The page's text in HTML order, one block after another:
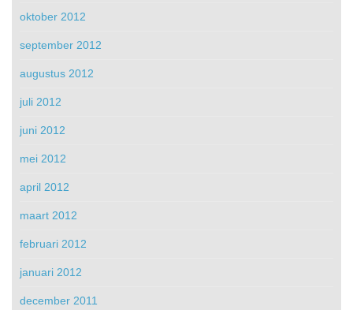
oktober 2012
september 2012
augustus 2012
juli 2012
juni 2012
mei 2012
april 2012
maart 2012
februari 2012
januari 2012
december 2011